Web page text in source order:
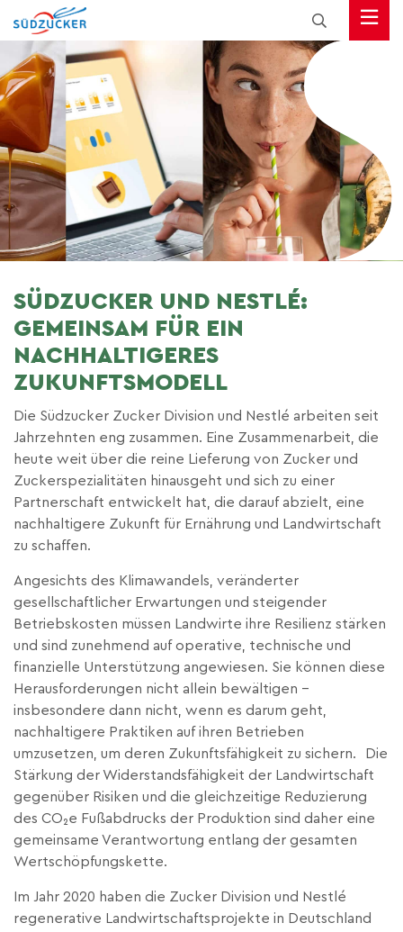
SÜDZUCKER UND NESTLÉ:
GEMEINSAM FÜR EIN
NACHHALTIGERES
ZUKUNFTSMODELL
Die Südzucker Zucker Division und Nestlé arbeiten seit
Jahrzehnten eng zusammen. Eine Zusammenarbeit, die
heute weit über die reine Lieferung von Zucker und
Zuckerspezialitäten hinausgeht und sich zu einer
Partnerschaft entwickelt hat, die darauf abzielt, eine
nachhaltigere Zukunft für Ernährung und Landwirtschaft
zu schaffen.
Angesichts des Klimawandels, veränderter
gesellschaftlicher Erwartungen und steigender
Betriebskosten müssen Landwirte ihre Resilienz stärken
und sind zunehmend auf operative, technische und
finanzielle Unterstützung angewiesen. Sie können diese
Herausforderungen nicht allein bewältigen –
insbesondere dann nicht, wenn es darum geht,
nachhaltigere Praktiken auf ihren Betrieben
umzusetzen, um deren Zukunftsfähigkeit zu sichern. Die
Stärkung der Widerstandsfähigkeit der Landwirtschaft
gegenüber Risiken und die gleichzeitige Reduzierung
des CO₂e Fußabdrucks der Produktion sind daher eine
gemeinsame Verantwortung entlang der gesamten
Wertschöpfungskette.
Im Jahr 2020 haben die Zucker Division und Nestlé
regenerative Landwirtschaftsprojekte in Deutschland